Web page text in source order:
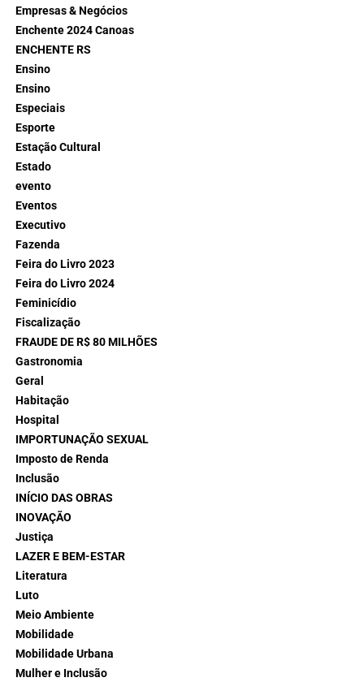
Empresas & Negócios
Enchente 2024 Canoas
ENCHENTE RS
Ensino
Ensino
Especiais
Esporte
Estação Cultural
Estado
evento
Eventos
Executivo
Fazenda
Feira do Livro 2023
Feira do Livro 2024
Feminicídio
Fiscalização
FRAUDE DE R$ 80 MILHÕES
Gastronomia
Geral
Habitação
Hospital
IMPORTUNAÇÃO SEXUAL
Imposto de Renda
Inclusão
INÍCIO DAS OBRAS
INOVAÇÃO
Justiça
LAZER E BEM-ESTAR
Literatura
Luto
Meio Ambiente
Mobilidade
Mobilidade Urbana
Mulher e Inclusão